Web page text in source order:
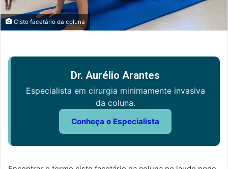
Cisto facetário da coluna
Dr. Aurélio Arantes
Especialista em cirurgia minimamente invasiva
da coluna.
Conheça o Especialista